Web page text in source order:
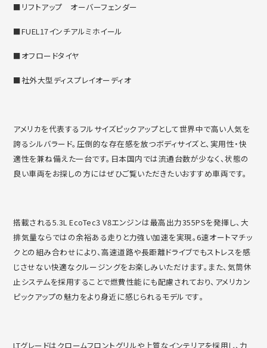
■リフトアップ オーバーフェンダー
■FUEL17インチアルミホイール
■オフロードタイヤ
■社外大型ディスプレイオーディオ
アメリカを代表するフルサイズピックアップとして世界中で高い人気を
誇るシルバラード。圧倒的な存在感を放つボディサイズと、 実用性・快
適性を兼ね備えた一台です。 日本国内では流通台数が少なく、状態の
良い車両をお探しの方にはぜひご覧いただきたいおすすめ車両です。
搭載される5.3L EcoTec3 V8エンジンは最高出力355PSを発揮し、 大
排気量ならではの余裕ある走りと力強い加速を実現。6速オートマチッ
クとの組み合わせにより、高速道路や長距離ドライブでもストレスを感
じさせない快適なクルージングをお楽しみいただけます。また、 気筒休
止システムを採用することで燃費性能にも配慮されており、 アメリカン
ピックアップの魅力をより身近に感じられるモデルです。
LTグレードはクロームフロントグリルや上質なインテリアを採用し、力